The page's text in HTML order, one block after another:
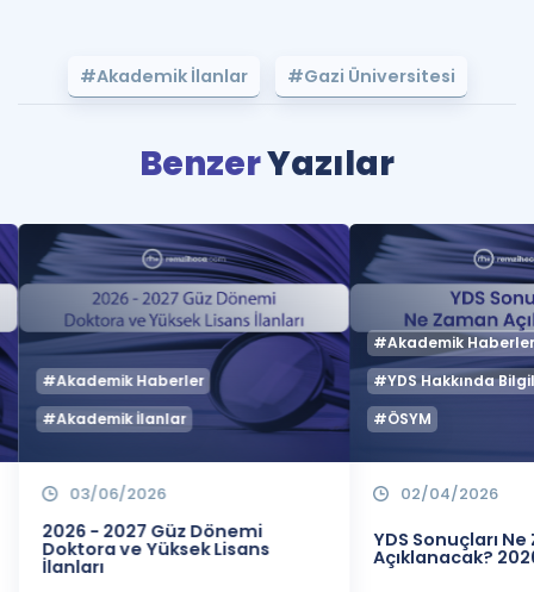
#Akademik İlanlar #Gazi Üniversitesi
BenzerYazılar
#Akademik Haberler
#Akademik İlanlar
03/06/2026
2026 - 2027 Güz Dönemi
Doktora ve Yüksek Lisans
İlanları
#Akademik
#YDS Hakkında
#ÖSYM
02/04/2026
YDS Sonuçları
Açıklanacak?